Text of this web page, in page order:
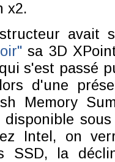
x2.
avait
sa 3D
s'est passé
d'une
Memory
Intel, on
SSD, la